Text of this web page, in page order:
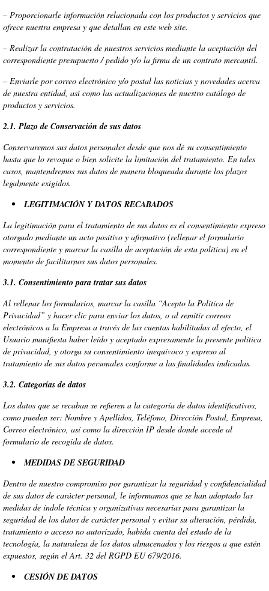
– Proporcionarle información relacionada con los productos y servicios que
ofrece nuestra empresa y que detallan en este web site.
– Realizar la contratación de nuestros servicios mediante la aceptación del
correspondiente presupuesto / pedido y/o la firma de un contrato mercantil.
– Enviarle por correo electrónico y/o postal las noticias y novedades acerca
de nuestra entidad, así como las actualizaciones de nuestro catálogo de
productos y servicios.
2.1. Plazo de Conservación de sus datos
Conservaremos sus datos personales desde que nos dé su consentimiento
hasta que lo revoque o bien solicite la limitación del tratamiento. En tales
casos, mantendremos sus datos de manera bloqueada durante los plazos
legalmente exigidos.
LEGITIMACIÓN Y DATOS RECABADOS
La legitimación para el tratamiento de sus datos es el consentimiento expreso
otorgado mediante un acto positivo y afirmativo (rellenar el formulario
correspondiente y marcar la casilla de aceptación de esta política) en el
momento de facilitarnos sus datos personales.
3.1. Consentimiento para tratar sus datos
Al rellenar los formularios, marcar la casilla “Acepto la Política de
Privacidad” y hacer clic para enviar los datos, o al remitir correos
electrónicos a la Empresa a través de las cuentas habilitadas al efecto, el
Usuario manifiesta haber leído y aceptado expresamente la presente política
de privacidad, y otorga su consentimiento inequívoco y expreso al
tratamiento de sus datos personales conforme a las finalidades indicadas.
3.2. Categorías de datos
Los datos que se recaban se refieren a la categoría de datos identificativos,
como pueden ser: Nombre y Apellidos, Teléfono, Dirección Postal, Empresa,
Correo electrónico, así como la dirección IP desde donde accede al
formulario de recogida de datos.
MEDIDAS DE SEGURIDAD
Dentro de nuestro compromiso por garantizar la seguridad y confidencialidad
de sus datos de carácter personal, le informamos que se han adoptado las
medidas de índole técnica y organizativas necesarias para garantizar la
seguridad de los datos de carácter personal y evitar su alteración, pérdida,
tratamiento o acceso no autorizado, habida cuenta del estado de la
tecnología, la naturaleza de los datos almacenados y los riesgos a que estén
expuestos, según el Art. 32 del RGPD EU 679/2016.
CESIÓN DE DATOS